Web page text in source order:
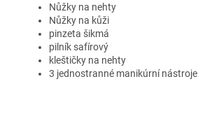
Nůžky na nehty
Nůžky na kůži
pinzeta šikmá
pilník safírový
kleštičky na nehty
3 jednostranné manikúrní nástroje